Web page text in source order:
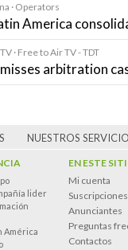
· Operators
America
· Free to Air TV - TDT
arbitration
NUESTROS
lider
América
EN ESTE
Mi cuenta
Suscripciones
Anunciantes
Preguntas
Contactos